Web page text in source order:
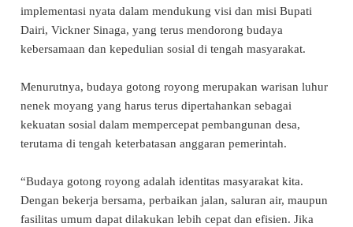
implementasi nyata dalam mendukung visi dan misi Bupati
Dairi, Vickner Sinaga, yang terus mendorong budaya
kebersamaan dan kepedulian sosial di tengah masyarakat.
Menurutnya, budaya gotong royong merupakan warisan luhur
nenek moyang yang harus terus dipertahankan sebagai
kekuatan sosial dalam mempercepat pembangunan desa,
terutama di tengah keterbatasan anggaran pemerintah.
“Budaya gotong royong adalah identitas masyarakat kita.
Dengan bekerja bersama, perbaikan jalan, saluran air, maupun
fasilitas umum dapat dilakukan lebih cepat dan efisien. Jika